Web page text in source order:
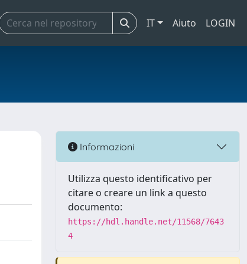
IT Aiuto LOGIN
Informazioni
Utilizza questo identificativo per
citare o creare un link a questo
documento:
https://hdl.handle.net/11568/7643
4